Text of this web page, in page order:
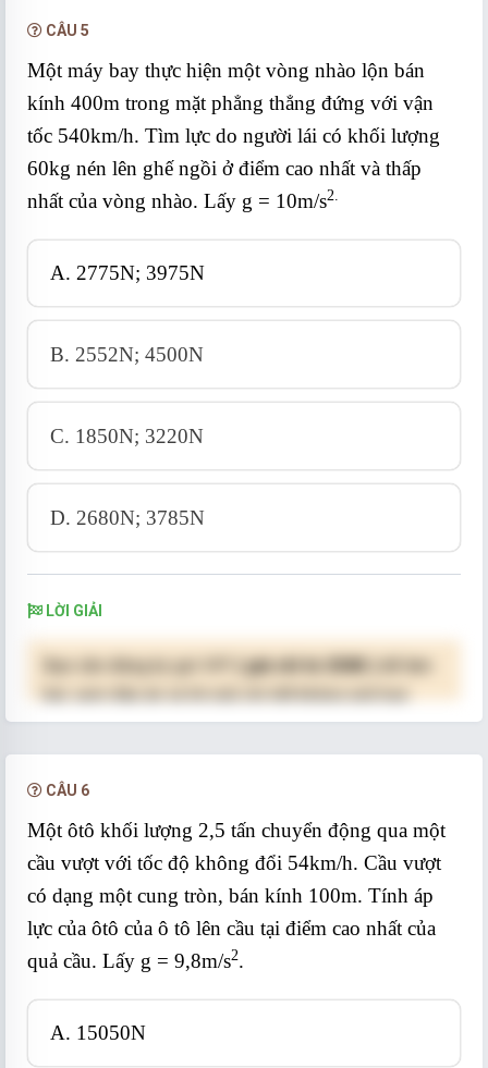
CÂU 5
Một máy bay thực hiện một vòng nhào lộn bán
kính 400m trong mặt phẳng thẳng đứng với vận
tốc 540km/h. Tìm lực do người lái có khối lượng
60kg nén lên ghế ngồi ở điểm cao nhất và thấp
nhất của vòng nhào. Lấy g = 10m/s2.
A. 2775N; 3975N
B. 2552N; 4500N
C. 1850N; 3220N
D. 2680N; 3785N
LỜI GIẢI
( giá chỉ từ 250K )
bài, xem đáp án và lời giải chi tiết không giới hạn.
CÂU 6
Một ôtô khối lượng 2,5 tấn chuyển động qua một
cầu vượt với tốc độ không đổi 54km/h. Cầu vượt
có dạng một cung tròn, bán kính 100m. Tính áp
lực của ôtô của ô tô lên cầu tại điểm cao nhất của
quả cầu. Lấy g = 9,8m/s2.
A. 15050N